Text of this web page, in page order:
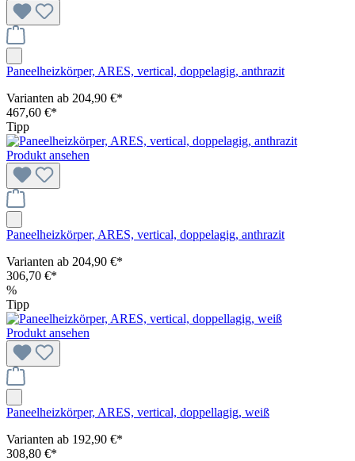
Paneelheizkörper, ARES, vertical, doppelagig, anthrazit
Varianten ab 204,90 €*
467,60 €*
Tipp
Produkt ansehen
Paneelheizkörper, ARES, vertical, doppelagig, anthrazit
Varianten ab 204,90 €*
306,70 €*
%
Tipp
Produkt ansehen
Paneelheizkörper, ARES, vertical, doppellagig, weiß
Varianten ab 192,90 €*
308,80 €*